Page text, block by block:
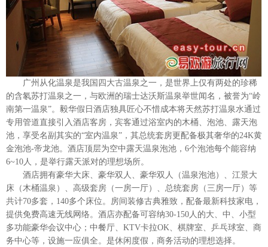
广州从化温泉是我国四大古温泉之一，是世界上仅有两处的珍稀
的含氡苏打温泉之一，与欧洲的瑞士达沃斯温泉举世闻名，被誉为“岭
南第一温泉”。毅华假日酒店独具匠心不惜成本将天然苏打温泉水通过
专用管道直接引入酒店客房，宾客通过浴室内的木桶、泡池、露天泡
池，享受名副其实的“室内温泉”，其总统套房更配备极其奢华的24K黄
金泡池-帝龙池。酒店顶层为空中露天温泉泡池，6个泡池每个能容纳
6~10人，是举行露天派对的理想场所。
酒店拥有豪华大床、豪华双人、豪华双人（温泉泡池）、江景大
床（木桶温泉）、高级套房（一房一厅）、总统套房（三房一厅）等
共计70多套，140多个床位。房间装修古典雅致，配备最新科技家电，
提供免费高速无线网络。酒店亦配备可容纳30-150人的大、中、小型
多功能豪华会议中心；中餐厅、KTV卡拉OK、棋牌室、乒乓球室、商
务中心等，设施一应俱全。是休闲度假，商务活动的理想选择。